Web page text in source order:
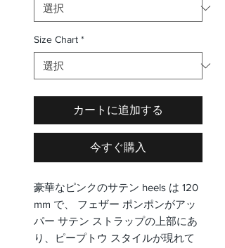
Size Chart *
カートに追加する
今すぐ購入
豪華なピンクのサテン heels は 120
mm で、 フェザー ポンポンがアッ
パー サテン ストラップの上部にあ
り、ピープトウ スタイルが現れて